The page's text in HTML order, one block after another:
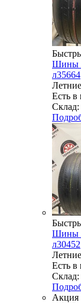
Шины
л35664
Есть в
Склад:
Шины
л30452
Есть в
Склад:
Акция